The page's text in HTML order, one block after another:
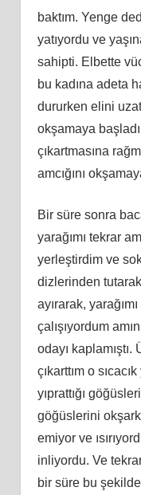
baktım. Yenge
yatıyordu ve
sahipti. Elbette
bu kadına adeta
dururken elini
okşamaya
çıkartmasına
amcığını
Bir süre sonra
yarağımı tekrar
yerleştirdim ve
dizlerinden
ayırarak,
çalışıyordum
odayı
çıkarttım o
yıprattığı
göğüslerini
emiyor ve
inliyordu. Ve
bir süre bu